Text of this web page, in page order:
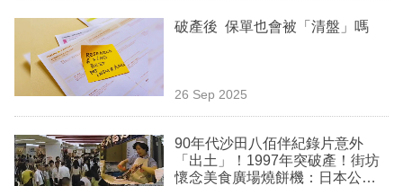
欄
訂
閱
區
破產後 保單也會被「清盤」嗎
26 Sep 2025
90年代沙田八佰伴紀錄片意外
「出土」！1997年突破產！街坊
懷念美食廣場燒餅機：日本公司